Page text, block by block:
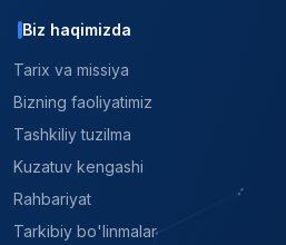
Biz haqimizda
Tarix va missiya
Bizning faoliyatimiz
Tashkiliy tuzilma
Kuzatuv kengashi
Rahbariyat
Tarkibiy bo'linmalar